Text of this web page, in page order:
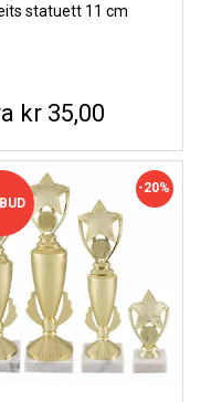
statuett 11 cm
kr 35,00
-20%